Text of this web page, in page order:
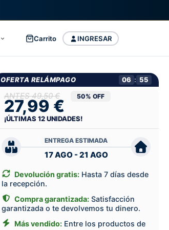
INGRESAR
Carrito
OFERTA RELÁMPAGO 06 : 54
49,50 €
27,99 € 50% OFF
¡ÚLTIMAS12UNIDADES!
ENTREGA ESTIMADA
17 AGO - 21 AGO
Devolución gratis: Hasta 7 días desde
la recepción.
Compra garantizada: Satisfacción
garantizada o te devolvemos tu dinero.
Más vendido: Entre los productos de